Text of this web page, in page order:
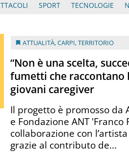
SPORT TECNOLOGIE
ATTUALITÀ,CARPI,TERRITORIO
“Non è una scelta,
fumetti che raccontano
giovani caregiver
Il progetto è promosso da
e Fondazione ANT 'Franco
collaborazione con
grazie al contributo de...